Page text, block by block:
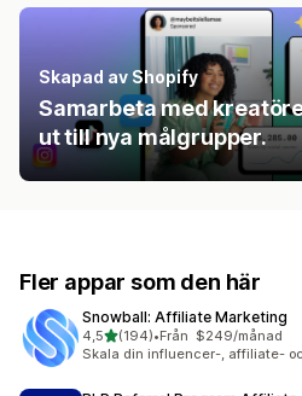
Skapad av Shopify
Samarbeta med
ut till nya målgrupper.
Fler appar som den här
Snowball: Affiliate Marketing
4,5av 5 stjärnor
(194)
194 recensioner totalt
•Från $249/månad
Skala din influencer-, affiliate-